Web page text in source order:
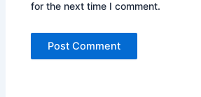
for the next time I comment.